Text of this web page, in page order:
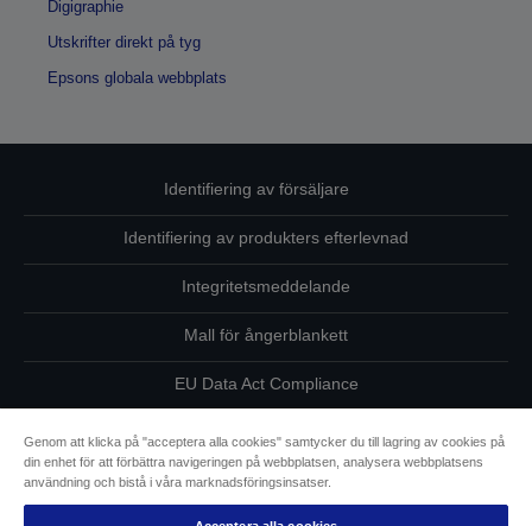
Digigraphie
Utskrifter direkt på tyg
Epsons globala webbplats
Identifiering av försäljare
Identifiering av produkters efterlevnad
Integritetsmeddelande
Mall för ångerblankett
EU Data Act Compliance
Kontakta oss angående dina uppgifter
Information om cookies
Genom att klicka på "acceptera alla cookies" samtycker du till lagring av cookies på
din enhet för att förbättra navigeringen på webbplatsen, analysera webbplatsens
användning och bistå i våra marknadsföringsinsatser.